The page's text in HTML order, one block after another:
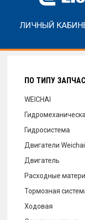
ЛИЧНЫЙ
ПО ТИПУ
WEICHAI
Гидросистема
Двигатели Weichai
Двигатель
Расходные
Тормозная
Ходовая